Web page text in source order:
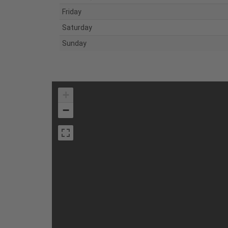
Friday
Saturday
Sunday
−